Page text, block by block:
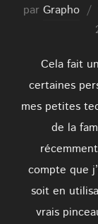
par Grapho
Cela fait
certaines
mes petites
de la
compte que
soit en
vrais